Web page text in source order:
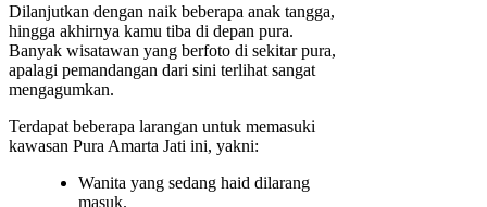
Dilanjutkan dengan naik beberapa anak tangga,
hingga akhirnya kamu tiba di depan pura.
Banyak wisatawan yang berfoto di sekitar pura,
apalagi pemandangan dari sini terlihat sangat
mengagumkan.
Terdapat beberapa larangan untuk memasuki
kawasan Pura Amarta Jati ini, yakni:
Wanita yang sedang haid dilarang
masuk.